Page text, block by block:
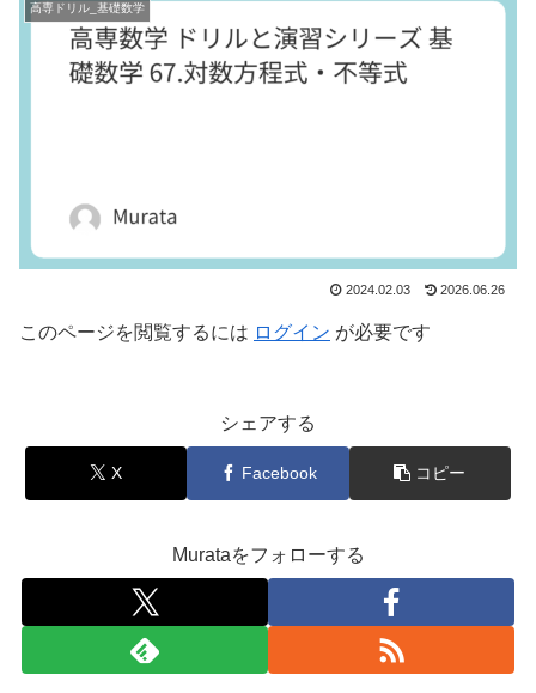
高専ドリル_基礎数学
2024.02.03 2026.06.26
このページを閲覧するには ログイン が必要です
シェアする
X Facebook コピー
Murataをフォローする